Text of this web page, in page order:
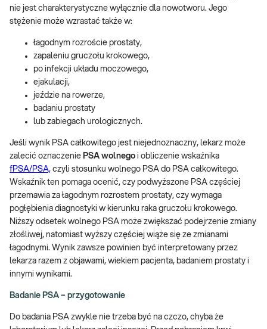
nie jest charakterystyczne wyłącznie dla nowotworu. Jego
stężenie może wzrastać także w:
łagodnym rozroście prostaty,
zapaleniu gruczołu krokowego,
po infekcji układu moczowego,
ejakulacji,
jeździe na rowerze,
badaniu prostaty
lub zabiegach urologicznych.
Jeśli wynik PSA całkowitego jest niejednoznaczny, lekarz może
zalecić oznaczenie PSA wolnego i obliczenie wskaźnika
fPSA/PSA, czyli stosunku wolnego PSA do PSA całkowitego.
Wskaźnik ten pomaga ocenić, czy podwyższone PSA częściej
przemawia za łagodnym rozrostem prostaty, czy wymaga
pogłębienia diagnostyki w kierunku raka gruczołu krokowego.
Niższy odsetek wolnego PSA może zwiększać podejrzenie zmiany
złośliwej, natomiast wyższy częściej wiąże się ze zmianami
łagodnymi. Wynik zawsze powinien być interpretowany przez
lekarza razem z objawami, wiekiem pacjenta, badaniem prostaty i
innymi wynikami.
Badanie PSA – przygotowanie
Do badania PSA zwykle nie trzeba być na czczo, chyba że